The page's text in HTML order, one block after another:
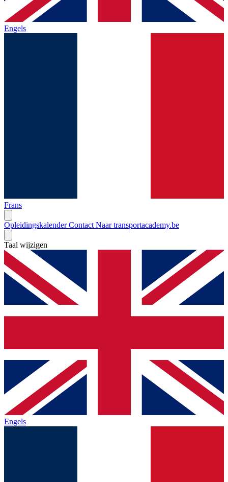
Engels
Frans
OpleidingskalenderContact Naar transportacademy.be
Taal wijzigen
Engels